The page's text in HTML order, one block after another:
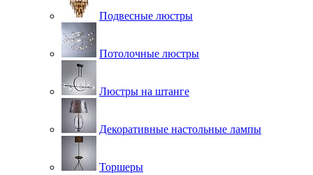
Подвесные люстры
Потолочные люстры
Люстры на штанге
Декоративные настольные лампы
Торшеры